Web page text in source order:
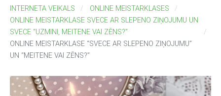
INTERNETA VEIKALS
ONLINE MEISTARKLASES
ONLINE MEISTARKLASE SVECE AR SLEPENO ZIŅOJUMU UN
SVECE “UZMINI, MEITENE VAI ZĒNS?”
ONLINE MEISTARKLASE “SVECE AR SLEPENO ZIŅOJUMU”
UN “MEITENE VAI ZĒNS?”